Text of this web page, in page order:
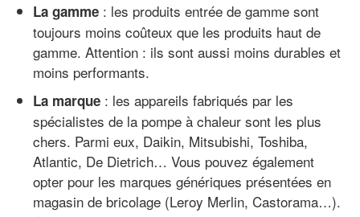
La gamme : les produits entrée de gamme sont
toujours moins coûteux que les produits haut de
gamme. Attention : ils sont aussi moins durables et
moins performants.
La marque : les appareils fabriqués par les
spécialistes de la pompe à chaleur sont les plus
chers. Parmi eux, Daikin, Mitsubishi, Toshiba,
Atlantic, De Dietrich… Vous pouvez également
opter pour les marques génériques présentées en
magasin de bricolage (Leroy Merlin, Castorama…).